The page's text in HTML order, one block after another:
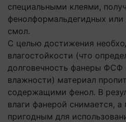
специальными клеями,
фенолформальдегидных или
смол.
С целью достижения
влагостойкости (что
долговечность фанеры ФСФ
влажности) материал
содержащими фенол. В
влаги фанерой снимается, а
пригодным для